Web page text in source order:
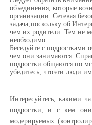
объединения, которые
организации. Сетевая
задача, поскольку об
чем их родители. Тем не
необходимо:
Беседуйте с подростками
чем они занимаются.
подростки общаются по
убедитесь, чтоэти люди им
Интересуйтесь, какими
подростки,
и с кем
модерируемых